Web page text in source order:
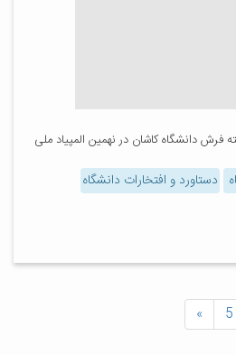
دانشگاه کاشان در نهمین المپیاد ملی
دستاورد و افتخارات دانشگاه
5
»